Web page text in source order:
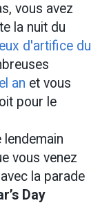
vous avez
la nuit du
d'artifice du
an et vous
pour le
vous venez
la parade
Day